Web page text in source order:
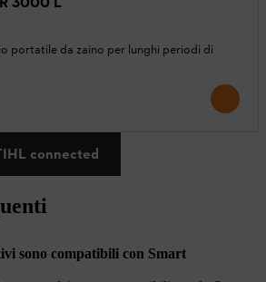
portatile da zaino per lunghi periodi di
connected
sono compatibili con Smart